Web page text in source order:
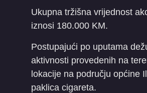
Ukupna tržišna vrijednost
iznosi 180.000 KM.
Postupajući po uputama
aktivnosti provedenih na
lokacije na području općine
paklica cigareta.